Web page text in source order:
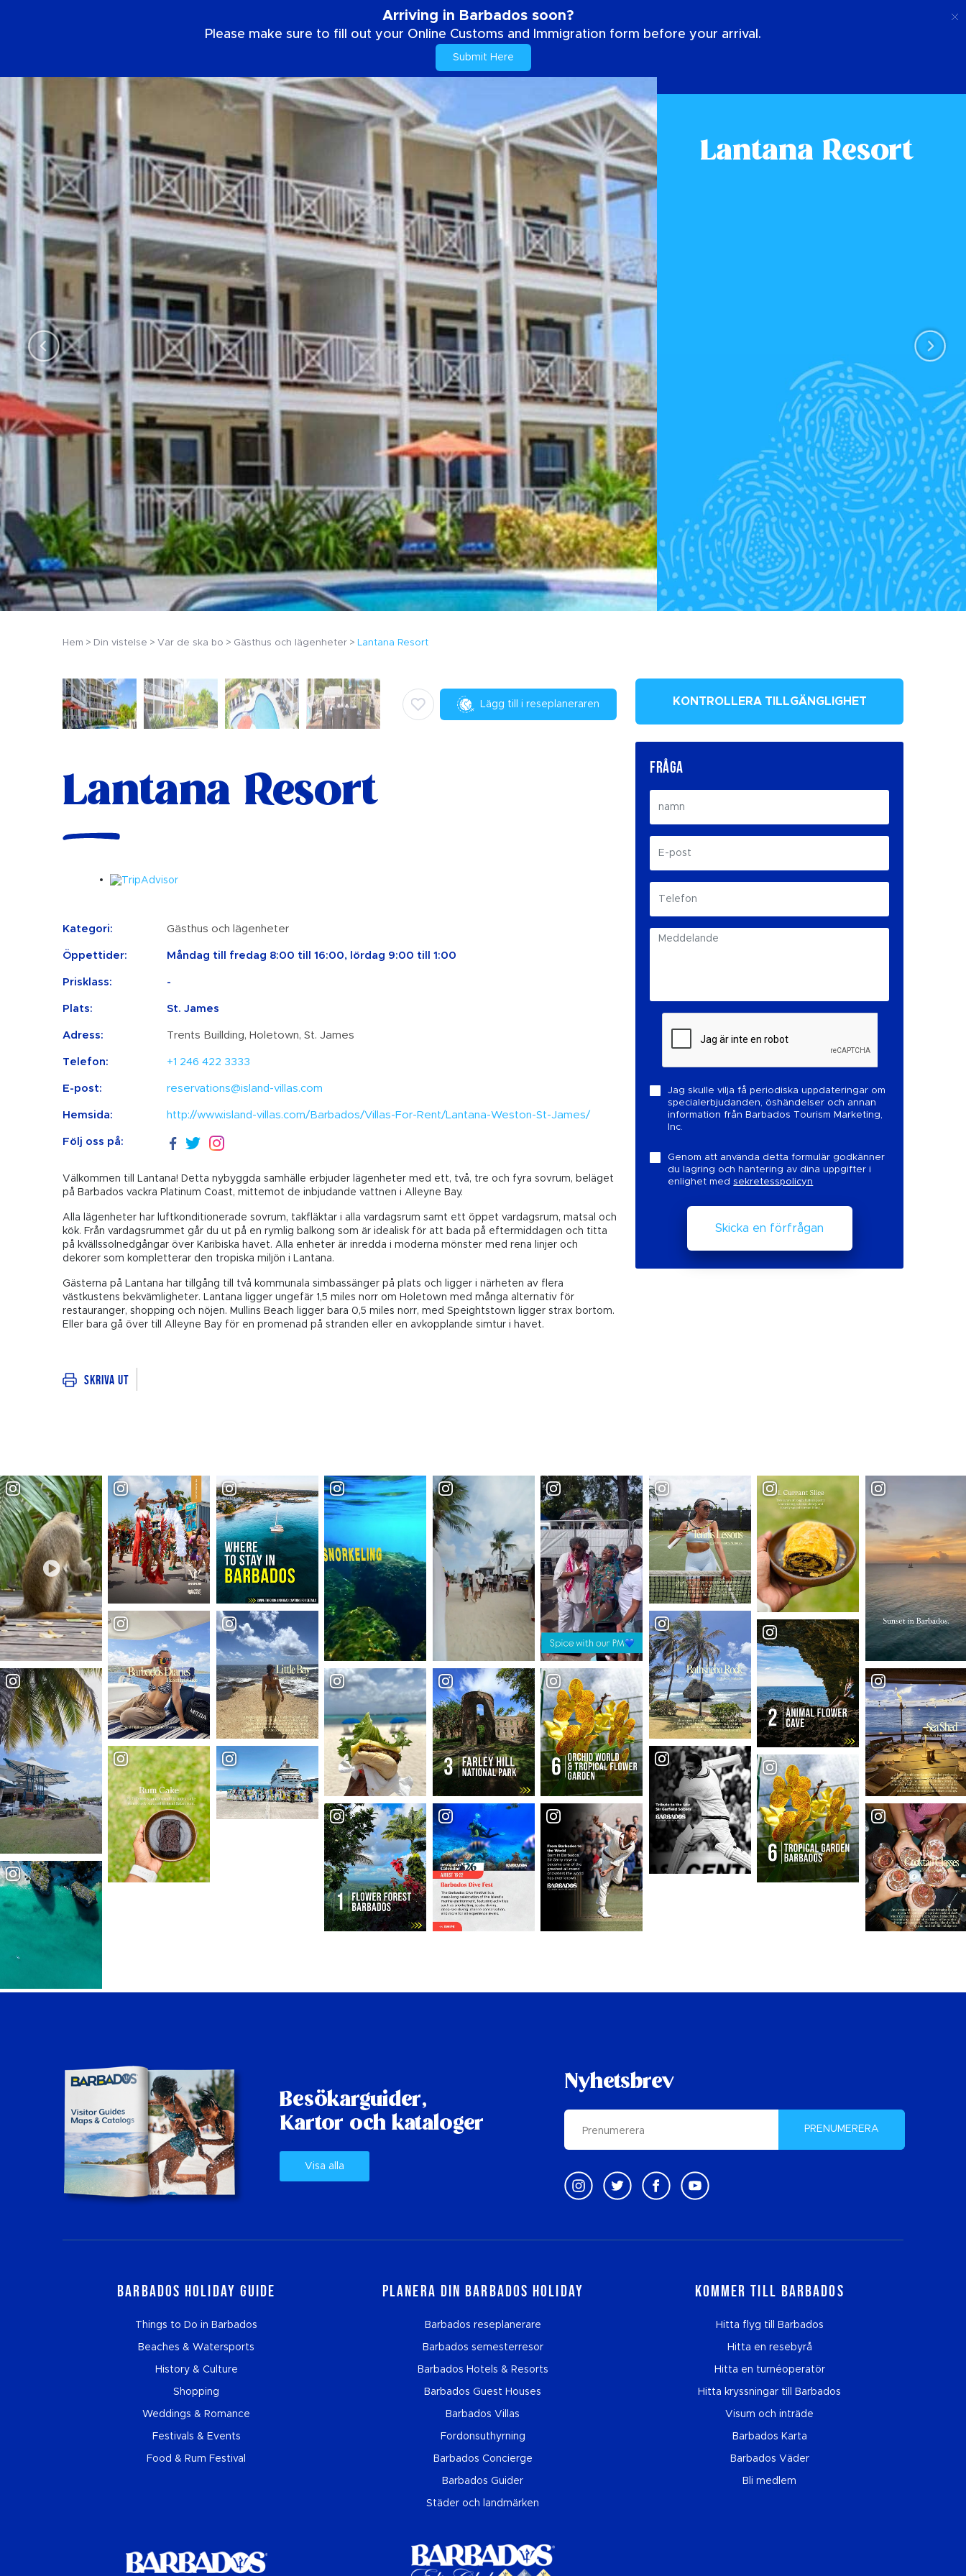
Arriving in Barbados soon?
Please make sure to fill out your Online Customs and Immigration form before your arrival.
Submit Here
Lantana Resort
Hem Din vistelse Var de ska bo Gästhus och lägenheter Lantana Resort
Lägg till i reseplaneraren
Lantana Resort
Kategori: Gästhus och lägenheter
Öppettider: Måndag till fredag ​​8:00 till 16:00, lördag 9:00 till 1:00
Prisklass: -
Plats: St. James
Adress: Trents Buillding, Holetown, St. James
Telefon: +1 246 422 3333
E-post: reservations@island-villas.com
Hemsida: http://www.island-villas.com/Barbados/Villas-For-Rent/Lantana-Weston-St-James/
Följ oss på:
Välkommen till Lantana! Detta nybyggda samhälle erbjuder lägenheter med ett, två, tre och fyra sovrum, beläget
på Barbados vackra Platinum Coast, mittemot de inbjudande vattnen i Alleyne Bay.
Alla lägenheter har luftkonditionerade sovrum, takfläktar i alla vardagsrum samt ett öppet vardagsrum, matsal och
kök. Från vardagsrummet går du ut på en rymlig balkong som är idealisk för att bada på eftermiddagen och titta
på kvällssolnedgångar över Karibiska havet. Alla enheter är inredda i moderna mönster med rena linjer och
dekorer som kompletterar den tropiska miljön i Lantana.
Gästerna på Lantana har tillgång till två kommunala simbassänger på plats och ligger i närheten av flera
västkustens bekvämligheter. Lantana ligger ungefär 1,5 miles norr om Holetown med många alternativ för
restauranger, shopping och nöjen. Mullins Beach ligger bara 0,5 miles norr, med Speightstown ligger strax bortom.
Eller bara gå över till Alleyne Bay för en promenad på stranden eller en avkopplande simtur i havet.
Skriva ut
KONTROLLERA TILLGÄNGLIGHET
FRÅGA
Jag skulle vilja få periodiska uppdateringar om
specialerbjudanden, öshändelser och annan
information från Barbados Tourism Marketing,
Inc.
Genom att använda detta formulär godkänner
du lagring och hantering av dina uppgifter i
enlighet medsekretesspolicyn
Besökarguider,
Kartor och kataloger
Visa alla
Nyhetsbrev
PRENUMERERA
Barbados Holiday Guide
Things to Do in Barbados
Beaches & Watersports
History & Culture
Shopping
Weddings & Romance
Festivals & Events
Food & Rum Festival
Planera din Barbados Holiday
Barbados reseplanerare
Barbados semesterresor
Barbados Hotels & Resorts
Barbados Guest Houses
Barbados Villas
Fordonsuthyrning
Barbados Concierge
Barbados Guider
Städer och landmärken
Kommer till Barbados
Hitta flyg till Barbados
Hitta en resebyrå
Hitta en turnéoperatör
Hitta kryssningar till Barbados
Visum och inträde
Barbados Karta
Barbados Väder
Bli medlem